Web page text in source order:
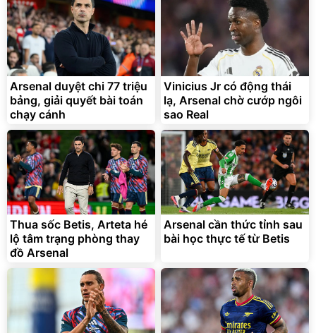
Discount Flash Sale
Unmute
Vali Bamozo Khung Nhôm
9066 Size 20/24/28 Cao
Cấp
1.000.000
825.000đ
Flash Sale
Lót ghế ôtô, nâng lưng
chống nóng giúp thoải mái
trong di chuyển
295.000đ
Đã bán nhiều
Arsenal duyệt chi 77 triệu
bảng, giải quyết bài toán
chạy cánh
Vinicius Jr có động thái
lạ, Arsenal chờ cướp ngôi
sao Real
Thua sốc Betis, Arteta hé
lộ tâm trạng phòng thay
đồ Arsenal
Arsenal cần thức tỉnh sau
bài học thực tế từ Betis